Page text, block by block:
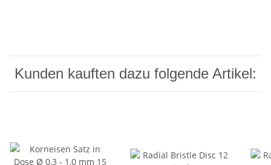
Kunden kauften dazu folgende Artikel: